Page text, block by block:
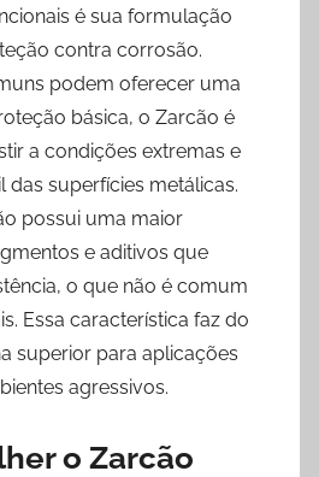
é sua formulação
contra corrosão.
podem oferecer uma
básica, o Zarcão é
a condições extremas e
das superfícies metálicas.
possui uma maior
e aditivos que
o que não é comum
Essa característica faz do
superior para aplicações
agressivos.
o Zarcão